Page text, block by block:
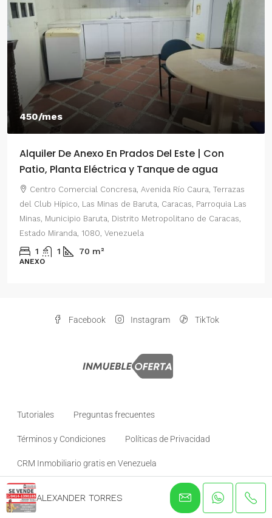
550/mes
Alquiler De Anexo En Prados Del Este Caracas |
2 Habitaciones
Centro Comercial Concresa, Avenida Principal de Prados
del Este, Prados del Este, Sector: Prado del Este, Caracas,
Parroquia Nuestra Señora del Rosario, Municipio Baruta,
Distrito Metropolitano de Caracas, Estado Miranda, 1080,
Venezuela
2
ALEXANDER TORRES
CRM Inmobiliario gratis en Venezuela
© inmuebleoferta- todos los derechos reservados